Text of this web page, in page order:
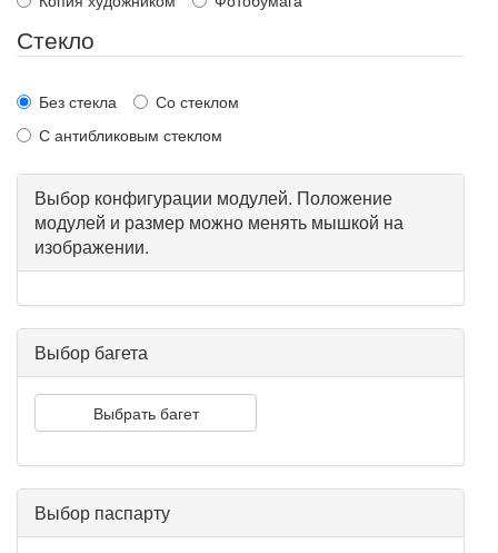
Стекло
Без стекла
Со стеклом
С антибликовым стеклом
Выбор конфигурации модулей. Положение
модулей и размер можно менять мышкой на
изображении.
Выбор багета
Выбрать багет
Выбор паспарту